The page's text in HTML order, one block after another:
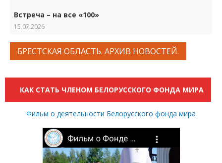
Встреча – на все «100»
15.07.2026
БРЕСТСКАЯ ОБЛАСТЬ. АРХИВ НОВОСТЕЙ.
КАК СТАТЬ ЧЛЕНОМ БЕЛОРУССКОГО ФОНДА МИРА
Фильм о деятельности Белорусского фонда мира